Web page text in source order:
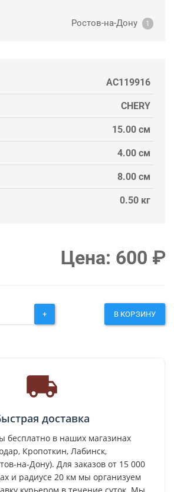
Ростов-на-Дону 1
AC119916
CHERY
15.00 см
4.00 см
8.00 см
0.50 кг
Цена: 600 ₽
+ В КОРЗИНУ
доставка
бесплатно в наших магазинах
Кропоткин, Лабинск,
на-Дону). Для заказов от 15 000
и радиусе 20 км мы организуем